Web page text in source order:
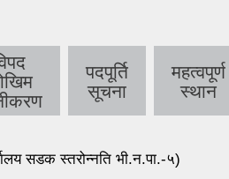
पदपूर्ति
सूचना
महत्वपूर्ण
स्थान
सडक स्तरोन्नति भी.न.पा.-५)